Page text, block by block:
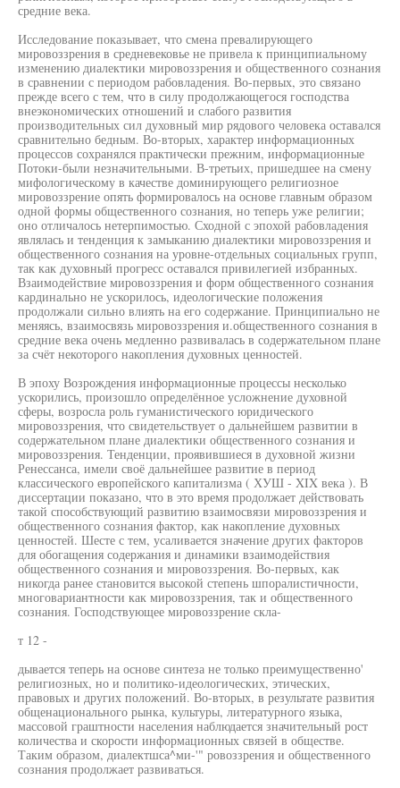
средние века.
Исследование показывает, что смена превалирующего
мировоззрения в средневековье не привела к принципиальному
изменению диалектики мировоззрения и общественного сознания
в сравнении с периодом рабовладения. Во-первых, это связано
прежде всего с тем, что в силу продолжающегося господства
внеэкономических отношений и слабого развития
производительных сил духовный мир рядового человека оставался
сравнительно бедным. Во-вторых, характер информационных
процессов сохранялся практически прежним, информационные
Потоки-были незначительными. В-третьих, пришедшее на смену
мифологическому в качестве доминирующего религиозное
мировоззрение опять формировалось на основе главным образом
одной формы общественного сознания, но теперь уже религии;
оно отличалось нетерпимостью. Сходной с эпохой рабовладения
являлась и тенденция к замыканию диалектики мировоззрения и
общественного сознания на уровне-отдельных социальных групп,
так как духовный прогресс оставался привилегией избранных.
Взаимодействие мировоззрения и форм общественного сознания
кардинально не ускорилось, идеологические положения
продолжали сильно влиять на его содержание. Принципиально не
меняясь, взаимосвязь мировоззрения и.общественного сознания в
средние века очень медленно развивалась в содержательном плане
за счёт некоторого накопления духовных ценностей.
В эпоху Возрождения информационные процессы несколько
ускорились, произошло определённое усложнение духовной
сферы, возросла роль гуманистического юридического
мировоззрения, что свидетельствует о дальнейшем развитии в
содержательном плане диалектики общественного сознания и
мировоззрения. Тенденции, проявившиеся в духовной жизни
Ренессанса, имели своё дальнейшее развитие в период
классического европейского капитализма ( ХУШ - XIX века ). В
диссертации показано, что в это время продолжает действовать
такой способствующий развитию взаимосвязи мировоззрения и
общественного сознания фактор, как накопление духовных
ценностей. Шесте с тем, усаливается значение других факторов
для обогащения содержания и динамики взаимодействия
общественного сознания и мировоззрения. Во-первых, как
никогда ранее становится высокой степень шпоралистичности,
многовариантности как мировоззрения, так и общественного
сознания. Господствующее мировоззрение скла-
т 12 -
дывается теперь на основе синтеза не только преимущественно'
религиозных, но и политико-идеологических, этических,
правовых и других положений. Во-вторых, в результате развития
общенационального рынка, культуры, литературного языка,
массовой граштности населения наблюдается значительный рост
количества и скорости информационных связей в обществе.
Таким образом, диалектшса^ми-'" ровоззрения и общественного
сознания продолжает развиваться.